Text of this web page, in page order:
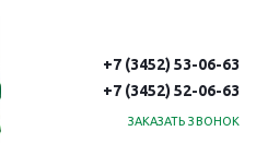
+7 (3452) 53-06-63
+7 (3452) 52-06-63
ЗАКАЗАТЬ ЗВОНОК